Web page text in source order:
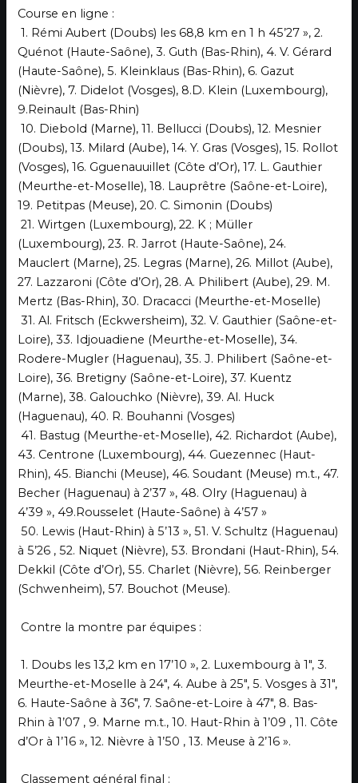
Course en ligne :
1. Rémi Aubert (Doubs) les 68,8 km en 1 h 45’27 », 2.
Quénot (Haute-Saône), 3. Guth (Bas-Rhin), 4. V. Gérard
(Haute-Saône), 5. Kleinklaus (Bas-Rhin), 6. Gazut
(Nièvre), 7. Didelot (Vosges), 8.D. Klein (Luxembourg),
9.Reinault (Bas-Rhin)
10. Diebold (Marne), 11. Bellucci (Doubs), 12. Mesnier
(Doubs), 13. Milard (Aube), 14. Y. Gras (Vosges), 15. Rollot
(Vosges), 16. Gguenauuillet (Côte d’Or), 17. L. Gauthier
(Meurthe-et-Moselle), 18. Lauprêtre (Saône-et-Loire),
19. Petitpas (Meuse), 20. C. Simonin (Doubs)
21. Wirtgen (Luxembourg), 22. K ; Müller
(Luxembourg), 23. R. Jarrot (Haute-Saône), 24.
Mauclert (Marne), 25. Legras (Marne), 26. Millot (Aube),
27. Lazzaroni (Côte d’Or), 28. A. Philibert (Aube), 29. M.
Mertz (Bas-Rhin), 30. Dracacci (Meurthe-et-Moselle)
31. Al. Fritsch (Eckwersheim), 32. V. Gauthier (Saône-et-
Loire), 33. Idjouadiene (Meurthe-et-Moselle), 34.
Rodere-Mugler (Haguenau), 35. J. Philibert (Saône-et-
Loire), 36. Bretigny (Saône-et-Loire), 37. Kuentz
(Marne), 38. Galouchko (Nièvre), 39. Al. Huck
(Haguenau), 40. R. Bouhanni (Vosges)
41. Bastug (Meurthe-et-Moselle), 42. Richardot (Aube),
43. Centrone (Luxembourg), 44. Guezennec (Haut-
Rhin), 45. Bianchi (Meuse), 46. Soudant (Meuse) m.t., 47.
Becher (Haguenau) à 2’37 », 48. Olry (Haguenau) à
4’39 », 49.Rousselet (Haute-Saône) à 4’57 »
50. Lewis (Haut-Rhin) à 5’13 », 51. V. Schultz (Haguenau)
à 5’26 , 52. Niquet (Nièvre), 53. Brondani (Haut-Rhin), 54.
Dekkil (Côte d’Or), 55. Charlet (Nièvre), 56. Reinberger
(Schwenheim), 57. Bouchot (Meuse).
Contre la montre par équipes :
1. Doubs les 13,2 km en 17’10 », 2. Luxembourg à 1″, 3.
Meurthe-et-Moselle à 24″, 4. Aube à 25″, 5. Vosges à 31″,
6. Haute-Saône à 36″, 7. Saône-et-Loire à 47″, 8. Bas-
Rhin à 1’07 , 9. Marne m.t., 10. Haut-Rhin à 1’09 , 11. Côte
d’Or à 1’16 », 12. Nièvre à 1’50 , 13. Meuse à 2’16 ».
Classement général final :